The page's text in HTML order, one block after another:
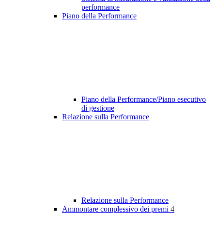
performance
Piano della Performance
Piano della Performance/Piano esecutivo
di gestione
Relazione sulla Performance
Relazione sulla Performance
Ammontare complessivo dei premi 4